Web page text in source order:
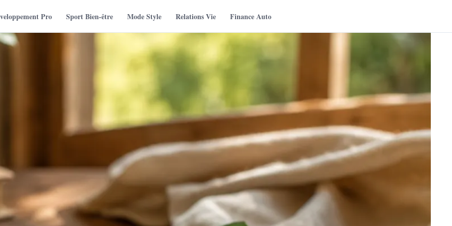
Pro Sport Bien-être Mode Style Relations Vie Finance Auto